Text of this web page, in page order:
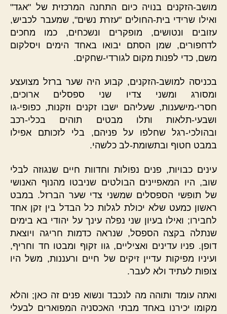
מושב-הזקנים בנויה כיום התחנה המרכזית של "אגד"
ואילו שרידי בית-החולים "עזרת נשים", שמעבר לכביש,
עזובים ונטושים, מופקרים ונשכחים, כמו מחכים
לדחפורים, שמן הסתם יבואו באחד הימים ויסלקום
משם, כדי לפנות מקום לגורדי-שחקים.
בכניסה למושב-הזקנים, קבוע היה שער ברזל מצועצע
ומסורג ומשני צדיו שני ספסלים ארוכים,
חסרי-מישענות, שעליהם ישבו זקנים וזקנות, כפופי-גו
ושבעי-תלאות ותלו מבטים תוהים בכלי-רכב
ובהולכי-רגל שחלפו על פניהם, בלי לזכותם אפילו
במבט חטוף ובתשומת-לב כלשהי.
עינים כבויות, פנים נפולות וחדוות חיים שנגוזה לבלי
שוב, היו המאפיינים הבולטים שניבטו מהנוף האנושי
של תופשי הספסלים שמשני צדי שער הברזל. במבט
ראשון כמעט שלא יכולת לגלות כל הבדל בין זקן אחד
לחבירו; ואילו בעיון שני נפלה עינך על יהודי בא בימים
שנתלה בקצה הספסל, שנראה כדמות חריגה ויוצאת
דופן. פניו עדינים ואציליים, גוו זקוף ומבטו חד וחריף,
ועיניו מפיקות עדיין זיקים של חיים ורעננות, משל היו
צופות לעתיד ולא לעבר.
ואתה עומד ותוהה מה לנכבד ונשוא פנים זה כאן; והלא
מקומו יכירנו באחד מבתי האכסניה המפוארים לבעלי